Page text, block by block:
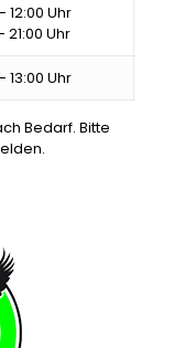
12:00 Uhr
21:00 Uhr
13:00 Uhr
Bedarf. Bitte